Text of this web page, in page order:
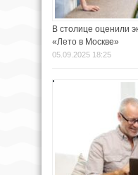
В столице оценили
«Лето в Москве»
05.09.2025 18:25